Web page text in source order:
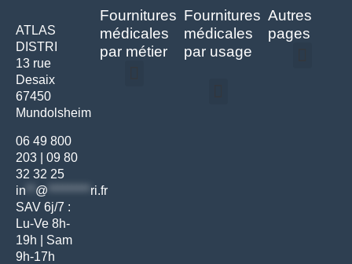
ATLAS
DISTRI
13 rue
Desaix
67450
Mundolsheim
06 49 800
203
09 80
32 32 25
in
@ ********* ri.fr
SAV 6j/7 :
Lu-Ve 8h-
19h | Sam
9h-17h
Fournitures
médicales
par métier
Fournitures
médicales
par usage
Autres
pages